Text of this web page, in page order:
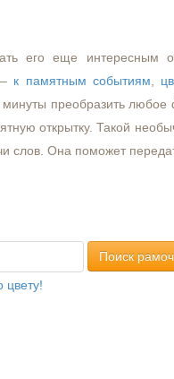
его еще интересным
к памятным событиям
преобразить любое
открытку. Такой
слов. Она поможет
Поиск
цвету!